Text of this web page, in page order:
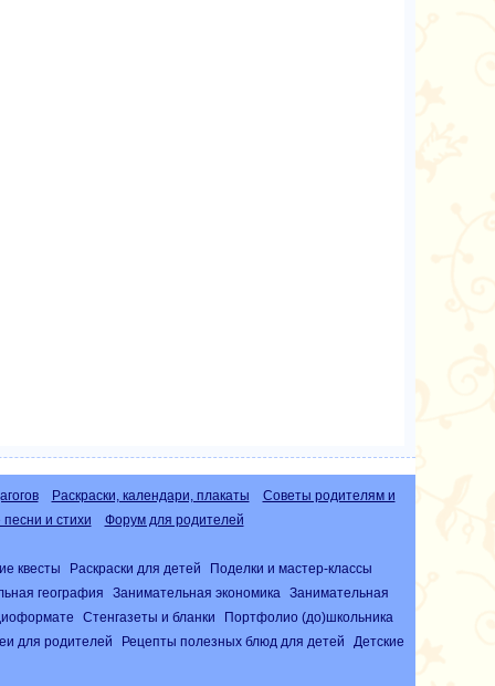
Раскраски, календари, плакаты
Советы родителям и
и стихи
Форум для родителей
квесты Раскраски для детей
Поделки и мастер-классы
география
Занимательная экономика
Занимательная
Стенгазеты и бланки
Портфолио (до)школьника
для родителей
Рецепты полезных блюд для детей Детские